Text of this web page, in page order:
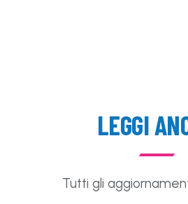
LEGGI
Tutti gli